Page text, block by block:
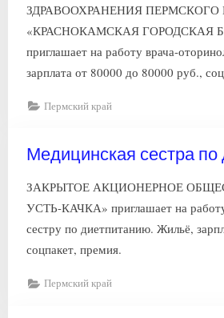
ЗДРАВООХРАНЕНИЯ ПЕРМСКОГО
«КРАСНОКАМСКАЯ ГОРОДСКАЯ
приглашает на работу врача-
зарплата от 80000 до 80000 руб.,
Пермский край
Медицинская сестра по
ЗАКРЫТОЕ АКЦИОНЕРНОЕ
УСТЬ-КАЧКА» приглашает на
сестру по диетпитанию. Жильё,
соцпакет, премия.
Пермский край